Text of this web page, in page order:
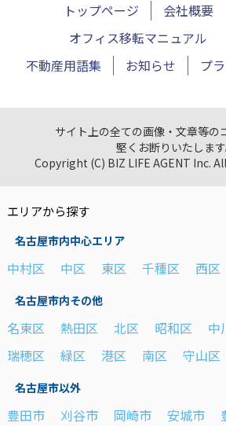
トップページ 会社概要
オフィス移転マニュアル
不動産用語集
お知らせ プ
サイト上の全ての画像・文章等の
堅くお断りいたします
Copyright (C) BIZ LIFE AGENT Inc.
エリアから探す
名古屋市内中心エリア
中村区 中区 東区 千種区 西区
名古屋市内その他
名東区 熱田区 北区 昭和区 中
瑞穂区
緑区 港区 南区 守山区
名古屋市以外
豊田市 刈谷市 岡崎市 安城市